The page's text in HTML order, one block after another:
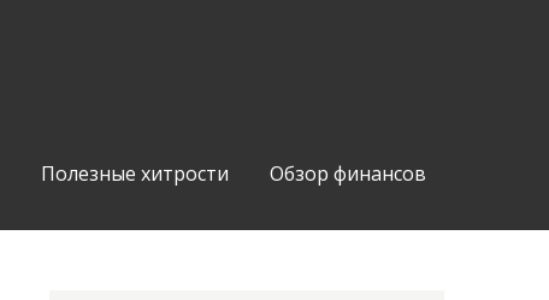
Полезные хитрости Обзор финансов